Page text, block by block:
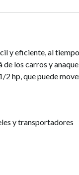
y eficiente, al
los carros y
hp, que puede
y transportadores